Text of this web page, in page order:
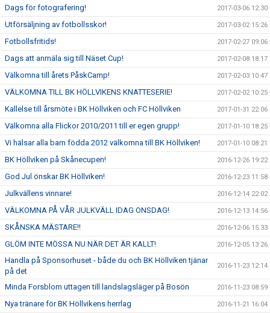
Dags för fotografering! 2017-03-06 12:30
Utförsäljning av fotbollsskor! 2017-03-02 15:26
Fotbollsfritids! 2017-02-27 09:06
Dags att anmäla sig till Näset Cup! 2017-02-08 18:17
Välkomna till årets PåskCamp! 2017-02-03 10:47
VÄLKOMNA TILL BK HÖLLVIKENS KNATTESERIE! 2017-02-02 10:25
Kallelse till årsmöte i BK Höllviken och FC Höllviken 2017-01-31 22:06
Välkomna alla Flickor 2010/2011 till er egen grupp! 2017-01-10 18:25
Vi hälsar alla barn födda 2012 välkomna till BK Höllviken! 2017-01-10 08:21
BK Höllviken på Skånecupen! 2016-12-26 19:22
God Jul önskar BK Höllviken! 2016-12-23 11:58
Julkvällens vinnare! 2016-12-14 22:02
VÄLKOMNA PÅ VÅR JULKVÄLL IDAG ONSDAG! 2016-12-13 14:56
SKÅNSKA MÄSTARE!! 2016-12-06 15:33
GLÖM INTE MÖSSA NU NÄR DET ÄR KALLT! 2016-12-05 13:26
Handla på Sponsorhuset - både du och BK Höllviken tjänar
på det
2016-11-23 12:14
Minda Forsblom uttagen till landslagsläger på Bosön 2016-11-23 08:59
Nya tränare för BK Höllvikens herrlag 2016-11-21 16:04